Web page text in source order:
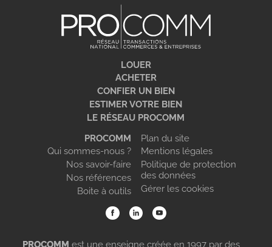
LOUER
ACHETER
CONFIER UN BIEN
ESTIMER VOTRE BIEN
LE RÉSEAU PROCOMM
PROCOMM
Qui sommes-nous ?
Nos savoir-faire
Nos références
Boite à outils
Plan du site
Mentions légales
Politique de protection
des données
Gérer les cookies
PROCOMM est une enseigne créée en 1997 par des